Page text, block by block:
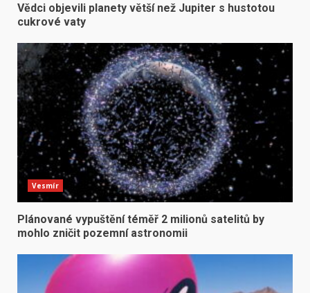
Vědci objevili planety větší než Jupiter s hustotou
cukrové vaty
Vesmír
Plánované vypuštění téměř 2 milionů satelitů by
mohlo zničit pozemní astronomii